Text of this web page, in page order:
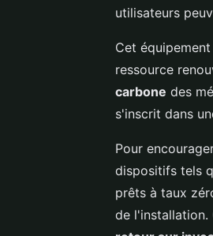
utilisateurs
Cet
ressource
carbone des
s'inscrit dans
Pour
dispositifs tels
prêts à taux
de l'installation.